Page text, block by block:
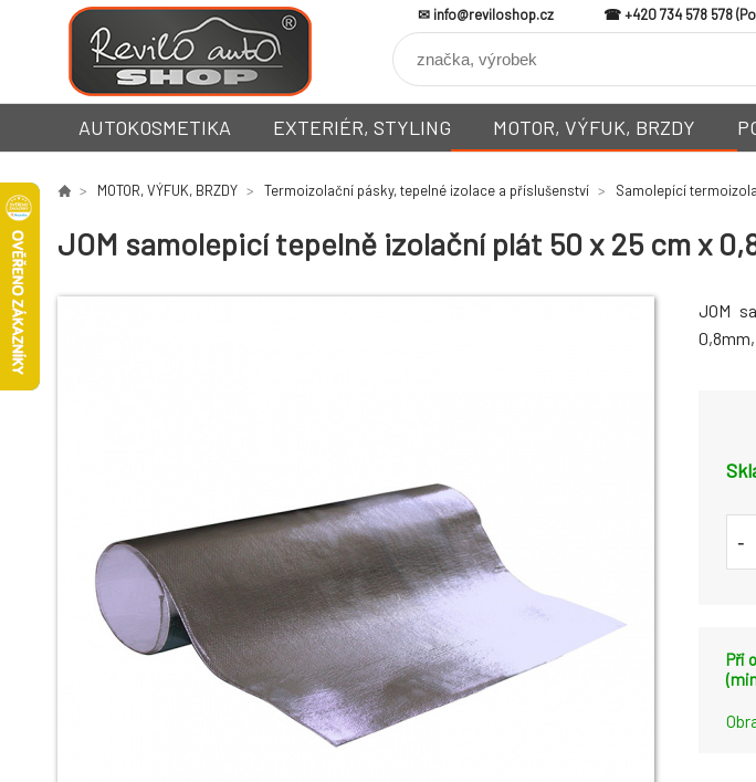
info@reviloshop.cz +420 734 578 578
AUTOKOSMETIKA EXTERIÉR, STYLING MOTOR, VÝFUK, BRZDY
MOTOR, VÝFUK, BRZDY Termoizolační pásky, tepelné izolace a příslušenství Samolepící
JOM samolepicí tepelně izolační plát 50 x 25 cm x
JOM
-
Při